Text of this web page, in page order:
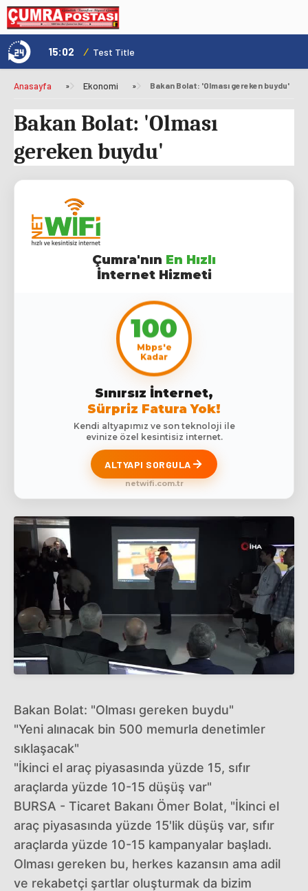
15:02 / Test Title
Anasayfa » Ekonomi » Bakan Bolat: 'Olması gereken buydu'
Bakan Bolat: 'Olması
gereken buydu'
Çumra'nın En Hızlı
İnternet Hizmeti
100
Mbps'e
Kadar
Sınırsız İnternet,
Sürpriz Fatura Yok!
Kendi altyapımız ve son teknoloji ile
evinize özel kesintisiz internet.
ALTYAPI SORGULA
netwifi.com.tr
Bakan Bolat: "Olması gereken buydu"
"Yeni alınacak bin 500 memurla denetimler
sıklaşacak"
"İkinci el araç piyasasında yüzde 15, sıfır
araçlarda yüzde 10-15 düşüş var"
BURSA - Ticaret Bakanı Ömer Bolat, "İkinci el
araç piyasasında yüzde 15'lik düşüş var, sıfır
araçlarda yüzde 10-15 kampanyalar başladı.
Olması gereken bu, herkes kazansın ama adil
ve rekabetçi şartlar oluşturmak da bizim